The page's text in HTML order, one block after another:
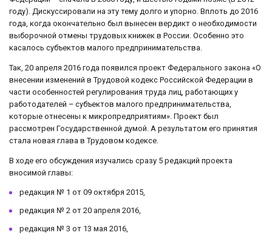
году). Дискуссировали на эту тему долго и упорно. Вплоть до 2016
года, когда окончательно был вынесен вердикт о необходимости
выборочной отмены трудовых книжек в России. Особенно это
касалось субъектов малого предпринимательства.
Так, 20 апреля 2016 года появился проект Федерального закона «О
внесении изменений в Трудовой кодекс Российской Федерации в
части особенностей регулирования труда лиц, работающих у
работодателей – субъектов малого предпринимательства,
которые отнесены к микропредприятиям». Проект был
рассмотрен Государственной думой. А результатом его принятия
стала новая глава в Трудовом кодексе.
В ходе его обсуждения изучались сразу 5 редакций проекта
вносимой главы:
редакция № 1 от 09 октября 2015,
редакция № 2 от 20 апреля 2016,
редакция № 3 от 13 мая 2016,